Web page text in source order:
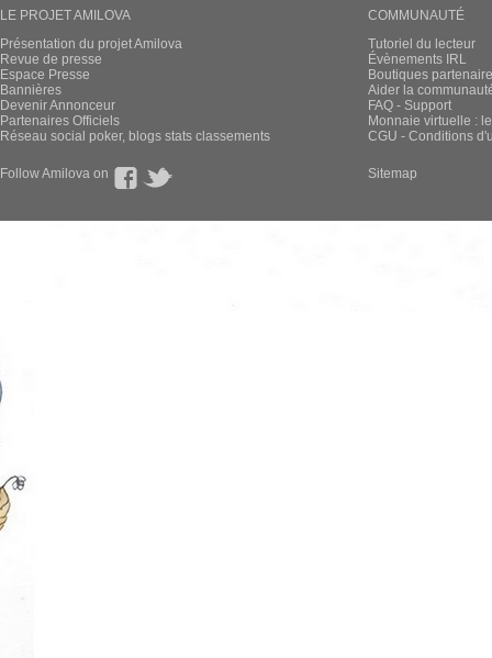
LE PROJET AMILOVA
Présentation du projet Amilova
Revue de presse
Espace Presse
Bannières
Devenir Annonceur
Partenaires Officiels
Réseau social poker, blogs stats classements
COMMUNAUTÉ
Tutoriel du lecteur
Évènements IRL
Boutiques
Aider la
FAQ - Support
Monnaie virtuelle :
CGU - Conditions
Follow Amilova on Sitemap